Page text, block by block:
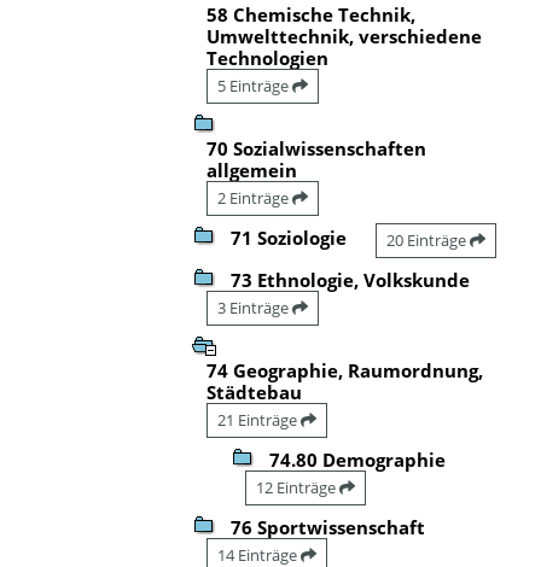
58 Chemische Technik,
Umwelttechnik, verschiedene
Technologien
5 Einträge
70 Sozialwissenschaften
allgemein
2 Einträge
71 Soziologie 20 Einträge
73 Ethnologie, Volkskunde
3 Einträge
74 Geographie, Raumordnung,
Städtebau
21 Einträge
74.80 Demographie
12 Einträge
76 Sportwissenschaft
14 Einträge